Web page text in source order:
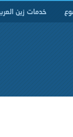
خدمات زين